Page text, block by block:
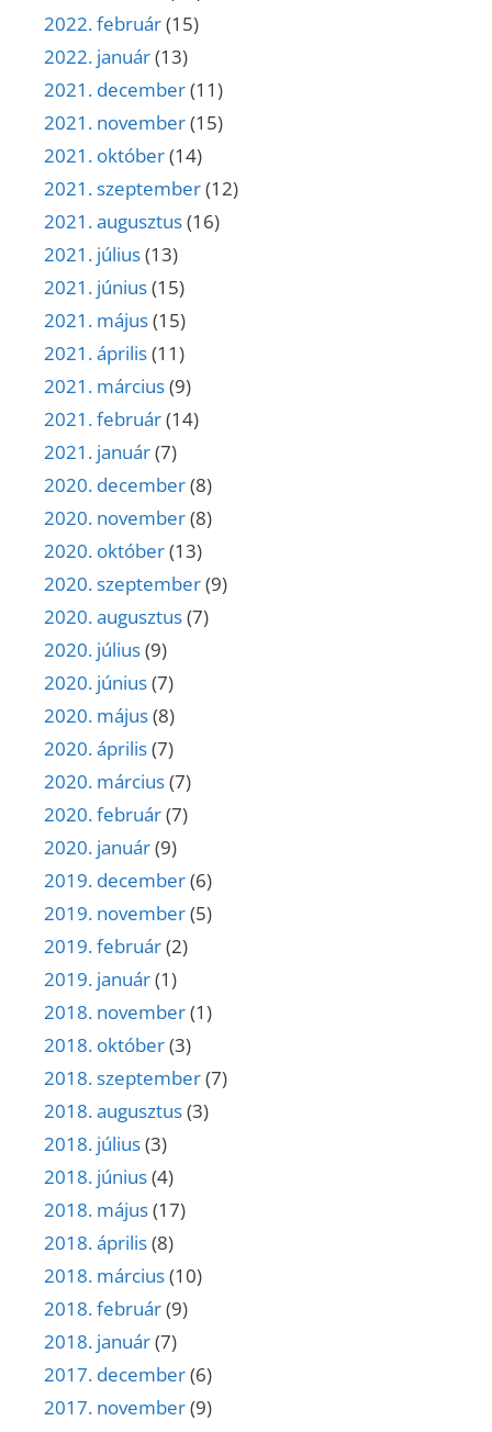
2022. február(15)
2022. január(13)
2021. december(11)
2021. november(15)
2021. október(14)
2021. szeptember(12)
2021. augusztus(16)
2021. július(13)
2021. június(15)
2021. május(15)
2021. április(11)
2021. március(9)
2021. február(14)
2021. január(7)
2020. december(8)
2020. november(8)
2020. október(13)
2020. szeptember(9)
2020. augusztus(7)
2020. július(9)
2020. június(7)
2020. május(8)
2020. április(7)
2020. március(7)
2020. február(7)
2020. január(9)
2019. december(6)
2019. november(5)
2019. február(2)
2019. január(1)
2018. november(1)
2018. október(3)
2018. szeptember(7)
2018. augusztus(3)
2018. július(3)
2018. június(4)
2018. május(17)
2018. április(8)
2018. március(10)
2018. február(9)
2018. január(7)
2017. december(6)
2017. november(9)